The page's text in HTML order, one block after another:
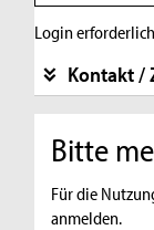
Login erforderlich
Kontakt /
Bitte
Für die
anmelden.